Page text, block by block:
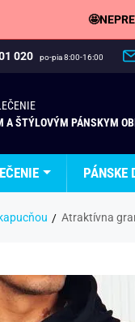
020 po-pia 8:00-16:00
A ŠTÝLOVÝM PÁNSKYM
PÁNSKE
Atraktívna